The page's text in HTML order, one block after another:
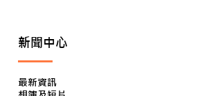
新聞中心
最新資訊